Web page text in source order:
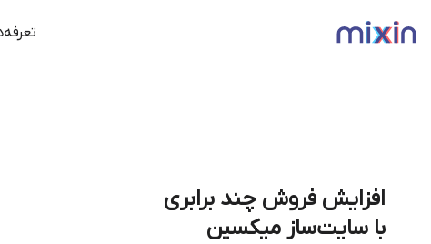
افزایش فروش چند برابری
با سایت‌ساز میکسین